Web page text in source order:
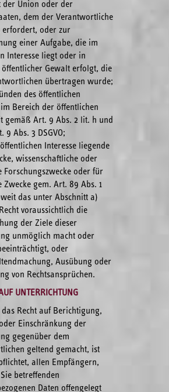
der Union oder der
dem der Verantwortliche
erfordert, oder zur
einer Aufgabe, die im
Interesse liegt oder in
Gewalt erfolgt, die
übertragen wurde;
des öffentlichen
im Bereich der öffentlichen
gemäß Art. 9 Abs. 2 lit. h und
9 Abs. 3 DSGVO;
Interesse liegende
wissenschaftliche oder
Forschungszwecke oder für
Zwecke gem. Art. 89 Abs. 1
das unter Abschnitt a)
voraussichtlich die
der Ziele dieser
unmöglich macht oder
oder
Ausübung oder
von Rechtsansprüchen.
UNTERRICHTUNG
das Recht auf Berichtigung,
Einschränkung der
gegenüber dem
geltend gemacht, ist
allen Empfängern,
betreffenden
Daten offengelegt